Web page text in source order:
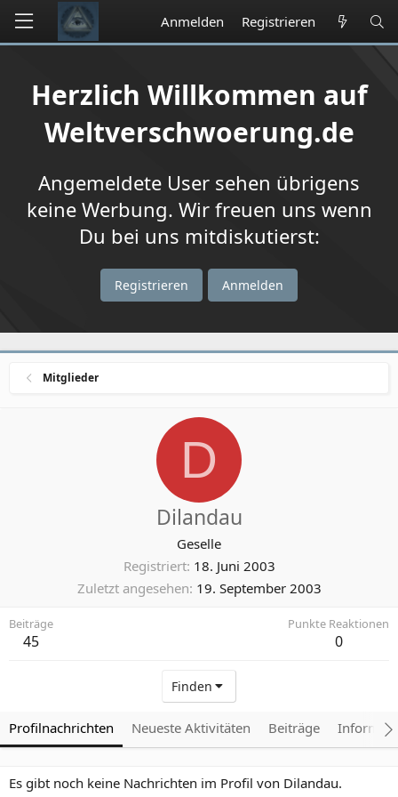
Anmelden Registrieren
Herzlich Willkommen auf
Weltverschwoerung.de
Angemeldete User sehen übrigens
keine Werbung. Wir freuen uns wenn
Du bei uns mitdiskutierst:
Registrieren Anmelden
Mitglieder
D
Dilandau
Geselle
Registriert 18. Juni 2003
Zuletzt angesehen 19. September 2003
Beiträge
45
Punkte Reaktionen
0
Finden
Profilnachrichten Neueste Aktivitäten Beiträge
Es gibt noch keine Nachrichten im Profil von Dilandau.